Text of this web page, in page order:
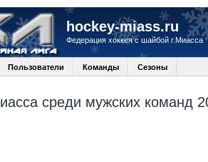
hockey-miass.ru
Федерация хоккея с шайбой г.Миасса
Пользователи Команды Сезоны
среди мужских команд